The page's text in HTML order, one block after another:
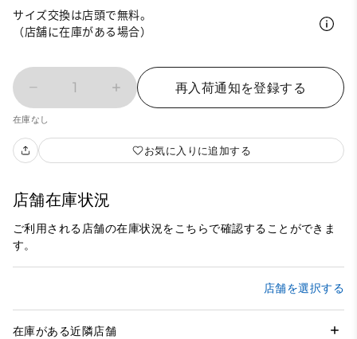
サイズ交換は店頭で無料。
（店舗に在庫がある場合）
1 再入荷通知を登録する
在庫なし
お気に入りに追加する
店舗在庫状況
ご利用される店舗の在庫状況をこちらで確認することができま
す。
店舗を選択する
在庫がある近隣店舗